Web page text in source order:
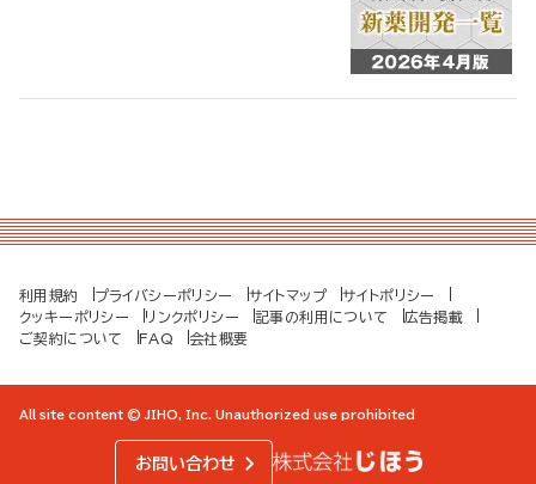
利用規約 プライバシーポリシー サイトマップ
サイトポリシー
クッキーポリシー
リンクポリシー 記事の利用について
広告掲載
ご契約について
FAQ 会社概要
All site content © JIHO, Inc. Unauthorized use prohibited
お問い合わせ